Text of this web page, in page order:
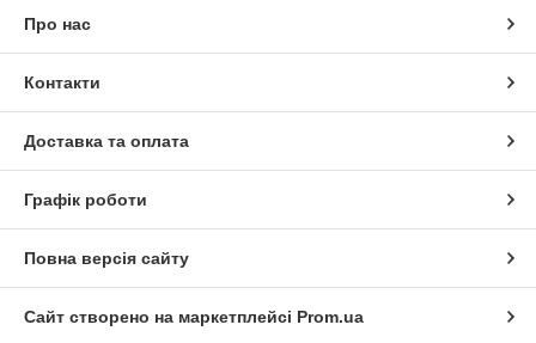
Про нас
Контакти
Доставка та оплата
Графік роботи
Повна версія сайту
Сайт створено на маркетплейсі Prom.ua